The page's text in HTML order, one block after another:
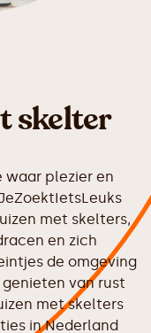
skelter
waar plezier en
met skelters,
en zich
de omgeving
van rust
met skelters
in Nederland